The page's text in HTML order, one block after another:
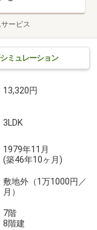
ービス
ミュレーション
13,320円
3LDK
1979年11月
(築46年10ヶ月)
敷地外（1万1000円／
月）
7階
8階建